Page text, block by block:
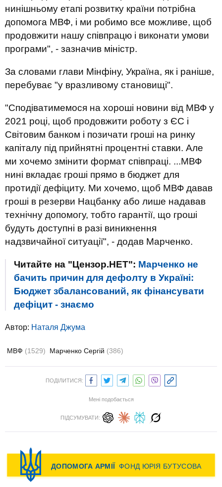
нинішньому етапі розвитку країни потрібна
допомога МВФ, і ми робимо все можливе, щоб
продовжити нашу співпрацю і виконати умови
програми", - зазначив міністр.
За словами глави Мінфіну, Україна, як і раніше,
перебуває "у вразливому становищі".
"Сподіватимемося на хороші новини від МВФ у
2021 році, щоб продовжити роботу з ЄС і
Світовим банком і позичати гроші на ринку
капіталу під прийнятні процентні ставки. Але
ми хочемо змінити формат співпраці. ...МВФ
нині вкладає гроші прямо в бюджет для
протидії дефіциту. Ми хочемо, щоб МВФ давав
гроші в резерви Нацбанку або лише надавав
технічну допомогу, тобто гарантії, що гроші
будуть доступні в разі виникнення
надзвичайної ситуації", - додав Марченко.
Читайте на "Цензор.НЕТ": Марченко не
бачить причин для дефолту в Україні:
Бюджет збалансований, як фінансувати
дефіцит - знаємо
Автор: Наталя Джума
МВФ (1529) Марченко Сергій (386)
ПОДІЛИТИСЯ:
Мені подобається
ПІДСУМУВАТИ: